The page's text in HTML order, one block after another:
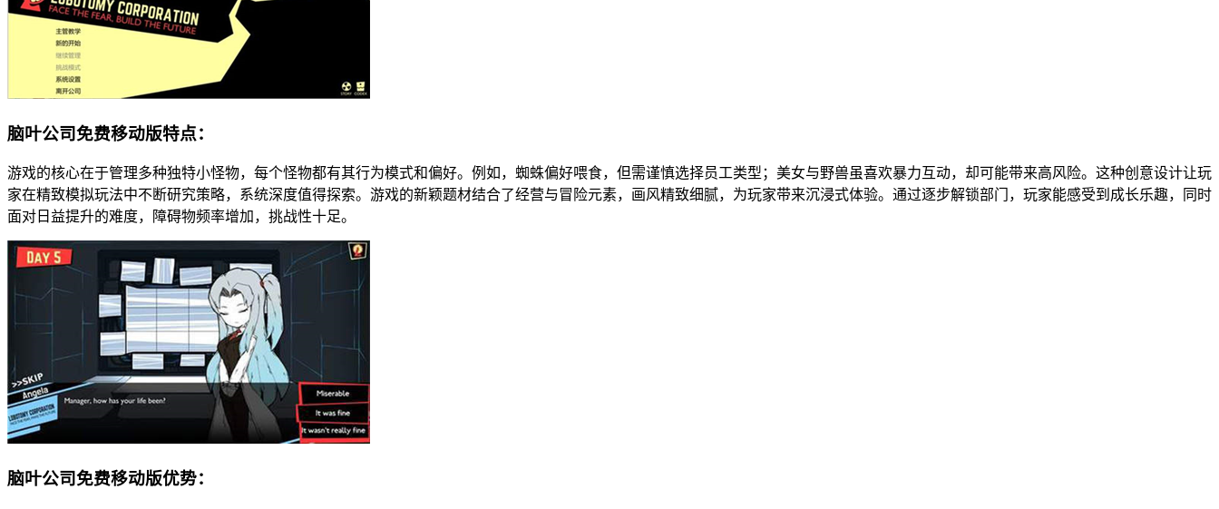
脑叶公司免费移动版特点：
游戏的核心在于管理多种独特小怪物，每个怪物都有其行为模式和偏好。例如，蜘蛛偏好喂食，但需谨慎选择员工类型；美女与野兽虽喜欢暴力互动，却可能带来高风险。这种创意设计让玩
家在精致模拟玩法中不断研究策略，系统深度值得探索。游戏的新颖题材结合了经营与冒险元素，画风精致细腻，为玩家带来沉浸式体验。通过逐步解锁部门，玩家能感受到成长乐趣，同时
面对日益提升的难度，障碍物频率增加，挑战性十足。
脑叶公司免费移动版优势：